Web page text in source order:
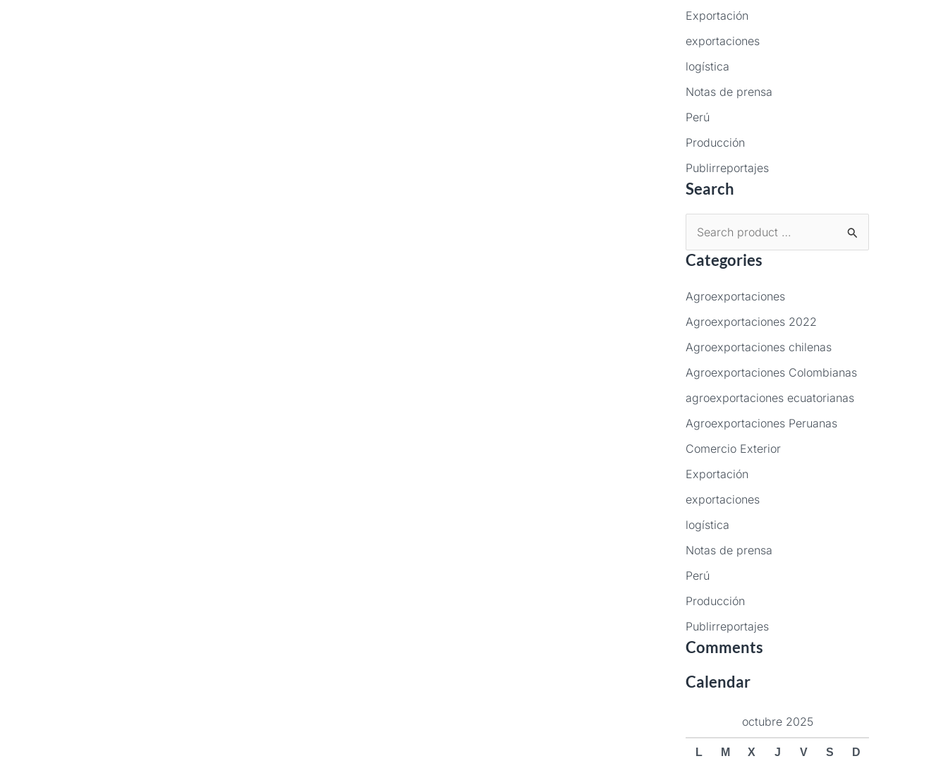
Exportación
exportaciones
logística
Notas de prensa
Perú
Producción
Publirreportajes
Search
u
c
a
r
p
o
r
Categories
Agroexportaciones
Agroexportaciones 2022
Agroexportaciones chilenas
Agroexportaciones Colombianas
agroexportaciones ecuatorianas
Agroexportaciones Peruanas
Comercio Exterior
Exportación
exportaciones
logística
Notas de prensa
Perú
Producción
Publirreportajes
Comments
Calendar
octubre 2025
L M X J V S D